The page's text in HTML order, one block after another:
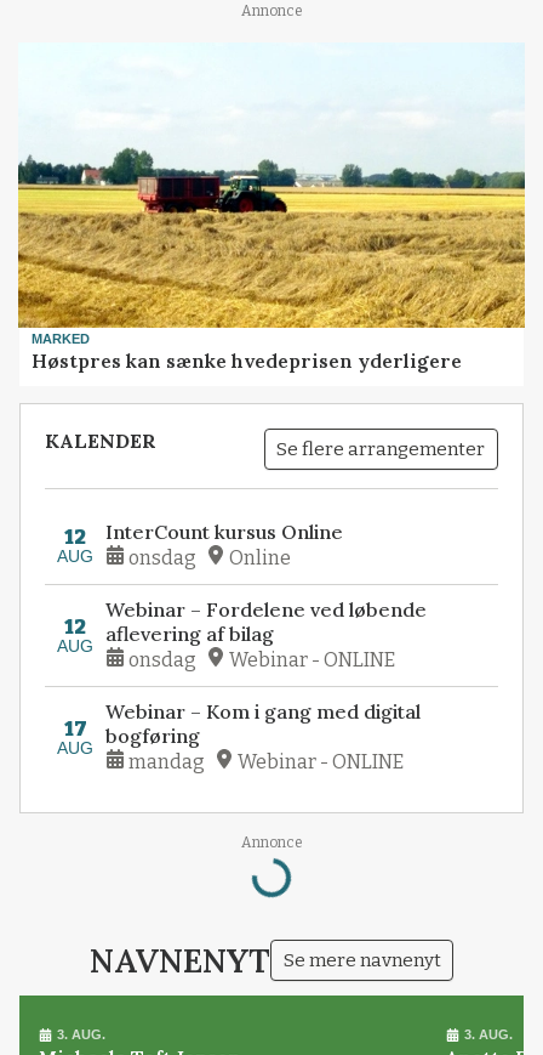
Annonce
MARKED
Høstpres kan sænke hvedeprisen yderligere
KALENDER Se flere arrangementer
12
AUG
InterCount kursus Online
onsdag Online
12
AUG
Webinar – Fordelene ved løbende
aflevering af bilag
onsdag Webinar - ONLINE
17
AUG
Webinar – Kom i gang med digital
bogføring
mandag Webinar - ONLINE
Annonce
Loading...
NAVNENYT Se mere navnenyt
3. AUG. 3. AUG.